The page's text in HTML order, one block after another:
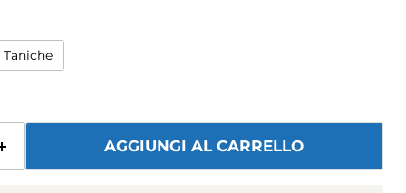
AGGIUNGI AL CARRELLO